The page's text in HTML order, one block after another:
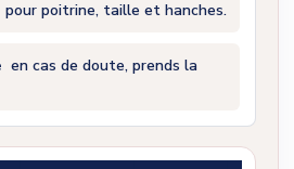
pour poitrine, taille et hanches.
en cas de doute, prends la